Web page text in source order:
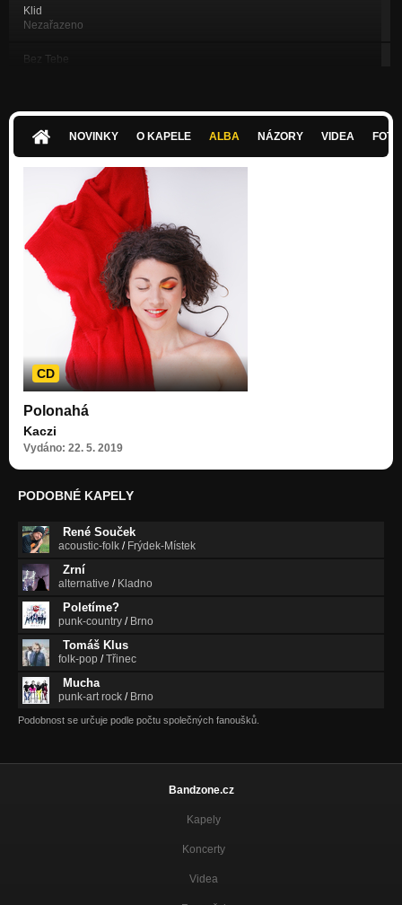
Klid
Nezařazeno
Bez Tebe
Jeden den (live)
Neber si nic osobně (live)
Nezařazeno
NOVINKY O KAPELE ALBA NÁZORY VIDEA
CD
Polonahá
Kaczi
Vydáno: 22. 5. 2019
PODOBNÉ KAPELY
René Souček
acoustic-folk / Frýdek-Místek
Zrní
alternative / Kladno
Poletíme?
punk-country / Brno
Tomáš Klus
folk-pop /Třinec
Mucha
punk-art rock / Brno
Podobnost se určuje podle počtu společných fanoušků.
Bandzone.cz
Kapely
Koncerty
Videa